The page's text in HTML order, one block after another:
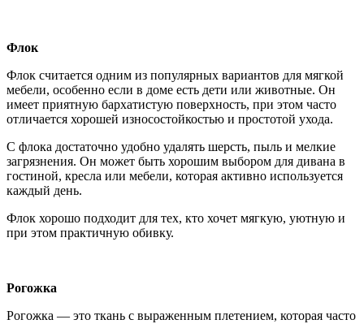
Флок
Флок считается одним из популярных вариантов для мягкой
мебели, особенно если в доме есть дети или животные. Он
имеет приятную бархатистую поверхность, при этом часто
отличается хорошей износостойкостью и простотой ухода.
С флока достаточно удобно удалять шерсть, пыль и мелкие
загрязнения. Он может быть хорошим выбором для дивана в
гостиной, кресла или мебели, которая активно используется
каждый день.
Флок хорошо подходит для тех, кто хочет мягкую, уютную и
при этом практичную обивку.
Рогожка
Рогожка — это ткань с выраженным плетением, которая часто